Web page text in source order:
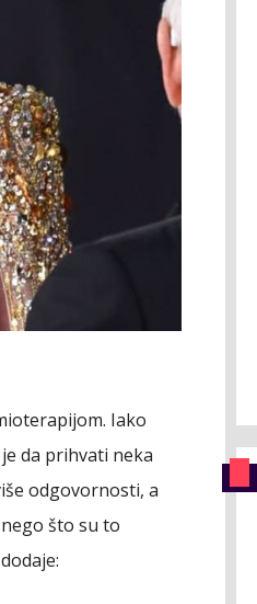
Iako
da prihvati neka
odgovornosti, a
što su to